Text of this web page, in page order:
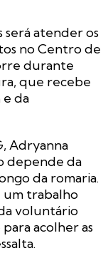
atender os
no Centro de
durante
que recebe
da
Adryanna
depende da
da romaria.
um trabalho
voluntário
acolher as